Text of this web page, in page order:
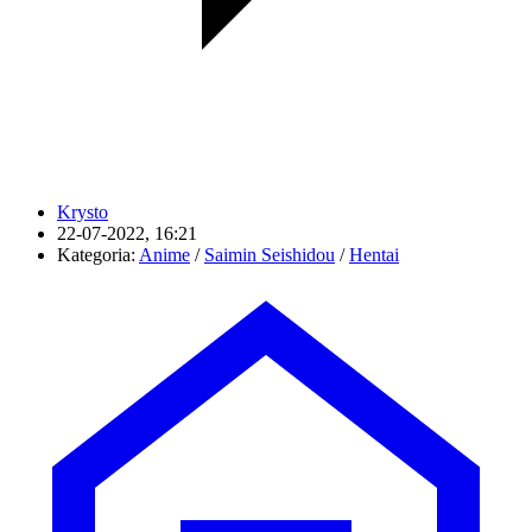
Krysto
22-07-2022, 16:21
Kategoria: Anime / Saimin Seishidou /Hentai